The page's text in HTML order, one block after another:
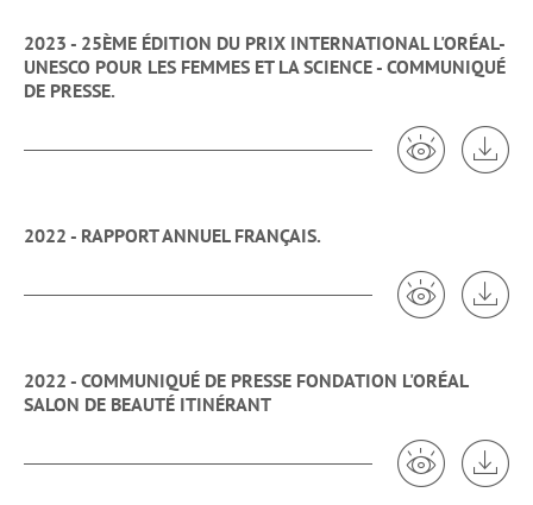
2023 - 25ÈME ÉDITION DU PRIX INTERNATIONAL L'ORÉAL-
UNESCO POUR LES FEMMES ET LA SCIENCE - COMMUNIQUÉ
DE PRESSE.
Voir 2023 -
2022 - RAPPORT ANNUEL FRANÇAIS.
Voir 2022 -
2022 - COMMUNIQUÉ DE PRESSE FONDATION L'ORÉAL
SALON DE BEAUTÉ ITINÉRANT
Voir 2022 -